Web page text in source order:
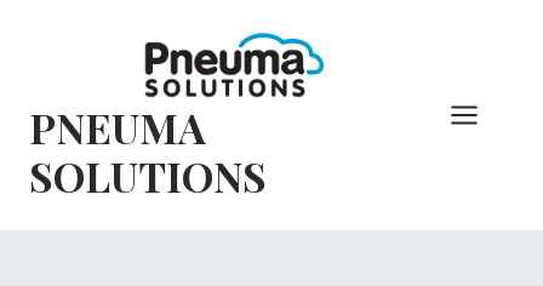
PNEUMA
SOLUTIONS